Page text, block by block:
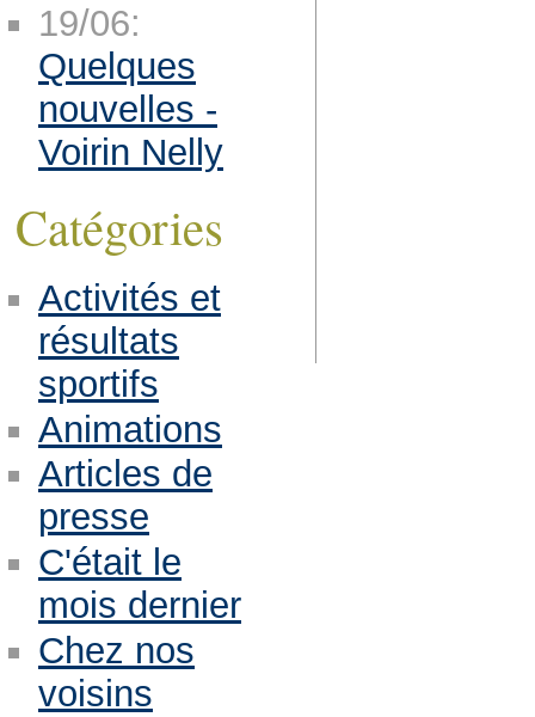
19/06:
Quelques
nouvelles -
Voirin Nelly
Catégories
Activités et
résultats
sportifs
Animations
Articles de
presse
C'était le
mois dernier
Chez nos
voisins